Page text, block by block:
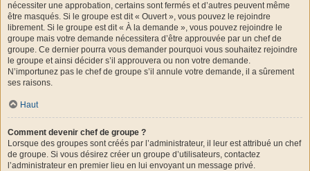
nécessiter une approbation, certains sont fermés et d’autres peuvent même
être masqués. Si le groupe est dit « Ouvert », vous pouvez le rejoindre
librement. Si le groupe est dit « À la demande », vous pouvez rejoindre le
groupe mais votre demande nécessitera d’être approuvée par un chef de
groupe. Ce dernier pourra vous demander pourquoi vous souhaitez rejoindre
le groupe et ainsi décider s’il approuvera ou non votre demande.
N’importunez pas le chef de groupe s’il annule votre demande, il a sûrement
ses raisons.
Haut
Comment devenir chef de groupe ?
Lorsque des groupes sont créés par l’administrateur, il leur est attribué un chef
de groupe. Si vous désirez créer un groupe d’utilisateurs, contactez
l’administrateur en premier lieu en lui envoyant un message privé.